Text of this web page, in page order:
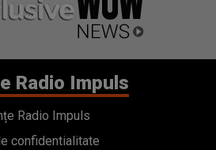
Radio Impuls
Radio Impuls
confidentialitate